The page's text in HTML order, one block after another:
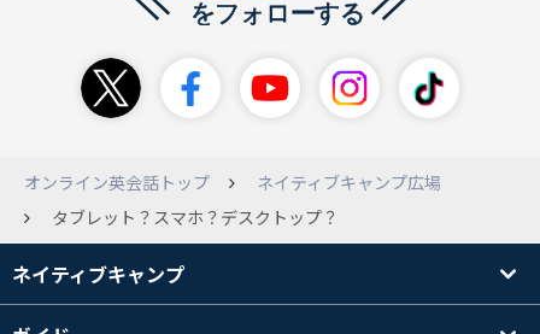
オンライン英会話トップ
ネイティブキャンプ広場
タブレット？スマホ？デスクトップ？
ネイティブキャンプ